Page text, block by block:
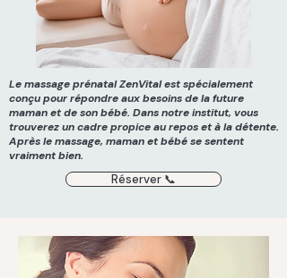
Le massage prénatal ZenVital est spécialement
conçu pour répondre aux besoins de la future
maman et de son bébé. Dans notre institut, vous
trouverez un cadre propice au repos et à la détente.
Après le massage, maman et bébé se sentent
vraiment bien.
Réserver 📞